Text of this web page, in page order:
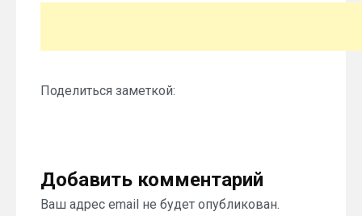
Поделиться заметкой:
Добавить комментарий
Ваш адрес email не будет опубликован.